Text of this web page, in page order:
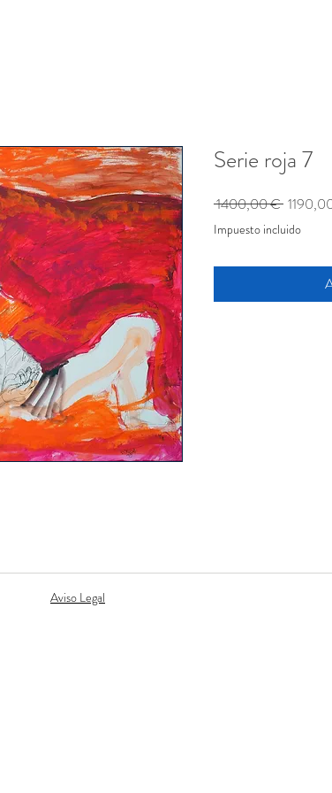
Serie roja 7
1400,00 € Precio
Impuesto incluido
Aviso Legal